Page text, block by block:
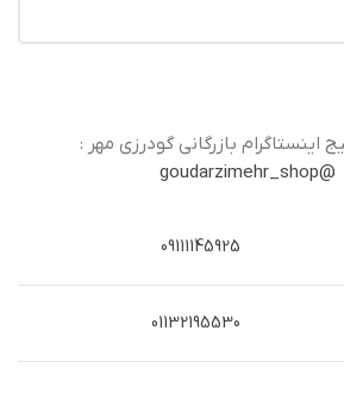
اینستاگرام بازرگانی گودرزی مهر :
@goudarzimehr_shop
09111145925
01132195530